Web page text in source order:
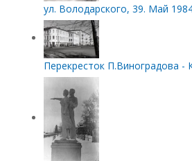
ул. Володарского, 39. Май
Перекресток П.Виноградова -